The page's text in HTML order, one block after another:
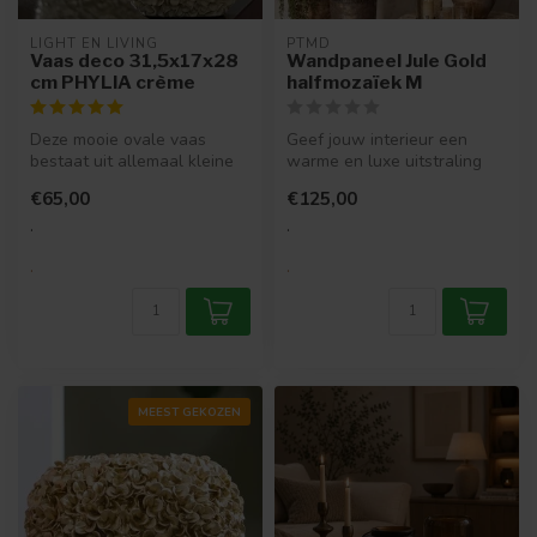
LIGHT EN LIVING
Vaas deco 31,5x17x28
cm PHYLIA crème
Deze mooie ovale vaas
bestaat uit allemaal kleine
Dit...
€65,00
.
.
PTMD
Wandpaneel Jule Gold
halfmozaïek M
Geef jouw interieur een
warme en luxe uitstraling
Gold H...
€125,00
.
.
MEEST GEKOZEN